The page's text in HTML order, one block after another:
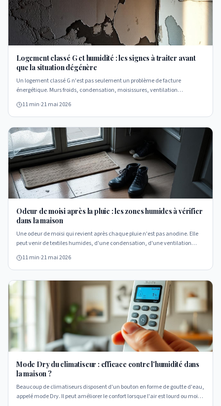
Logement classé G et humidité : les signes à traiter avant
que la situation dégénère
Un logement classé G n'est pas seulement un problème de facture
énergétique. Murs froids, condensation, moisissures, ventilation
une dégradation profonde du logement.
11 min·21 mai 2026
Odeur de moisi après la pluie : les zones humides à vérifier
dans la maison
Une odeur de moisi qui revient après chaque pluie n'est pas anodine. Elle
peut venir de textiles humides, d'une condensation, d'une ventilation
vérifier et les bons réflexes.
11 min·21 mai 2026
Mode Dry du climatiseur : efficace contre l'humidité dans
la maison ?
Beaucoup de climatiseurs disposent d'un bouton en forme de goutte d'eau,
appelé mode Dry. Il peut améliorer le confort lorsque l'air est lourd ou moite,